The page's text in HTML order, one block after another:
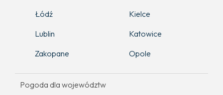
Łódź
Kielce
Lublin
Katowice
Zakopane
Opole
Pogoda dla województw